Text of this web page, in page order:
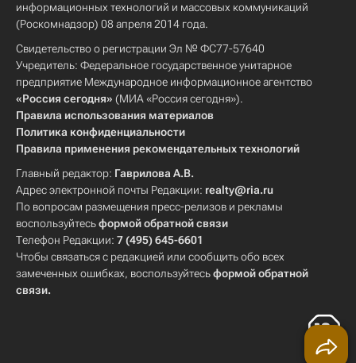
информационных технологий и массовых коммуникаций
(Роскомнадзор) 08 апреля 2014 года.
Свидетельство о регистрации Эл № ФС77-57640
Учредитель: Федеральное государственное унитарное
предприятие Международное информационное агентство
«Россия сегодня» (МИА «Россия сегодня»).
Правила использования материалов
Политика конфиденциальности
Правила применения рекомендательных технологий
Главный редактор: Гаврилова А.В.
Адрес электронной почты Редакции: realty@ria.ru
По вопросам размещения пресс-релизов и рекламы
воспользуйтесьформой обратной связи
Телефон Редакции: 7 (495) 645-6601
Чтобы связаться с редакцией или сообщить обо всех
замеченных ошибках, воспользуйтесьформой обратной
связи.